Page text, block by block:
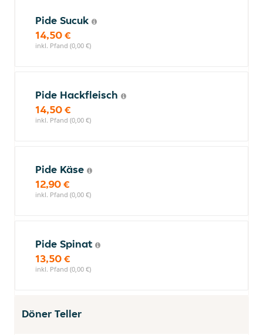
Pide Sucuk
14,50 €
inkl. Pfand (0,00 €)
Pide Hackfleisch
14,50 €
inkl. Pfand (0,00 €)
Pide Käse
12,90 €
inkl. Pfand (0,00 €)
Pide Spinat
13,50 €
inkl. Pfand (0,00 €)
Döner Teller